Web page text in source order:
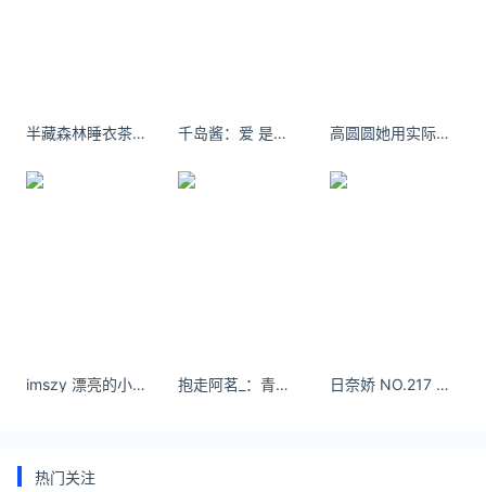
3d硬金没有收藏价值，3D硬金首饰都是一口价，价格
无妨。
COMEX黄金期金，报价单位是美元/盎司，代码是GC
半藏森林睡衣茶杯闺房自拍 千岛酱：爱 是不能忘记的 高圆圆她用实际行动诠释了明星的社会责任感，也展现了自己柔软的内心。
imszy 漂亮的小姐姐好可爱- 小红书 抱走阿茗_：青提之夏。#夏天的味道 #少女写真 #氧气感 #少女感 日奈娇 NO.217 魅魔 我去银行贷款，把爱情抵押了，他们笑着说那不值钱。
热门关注